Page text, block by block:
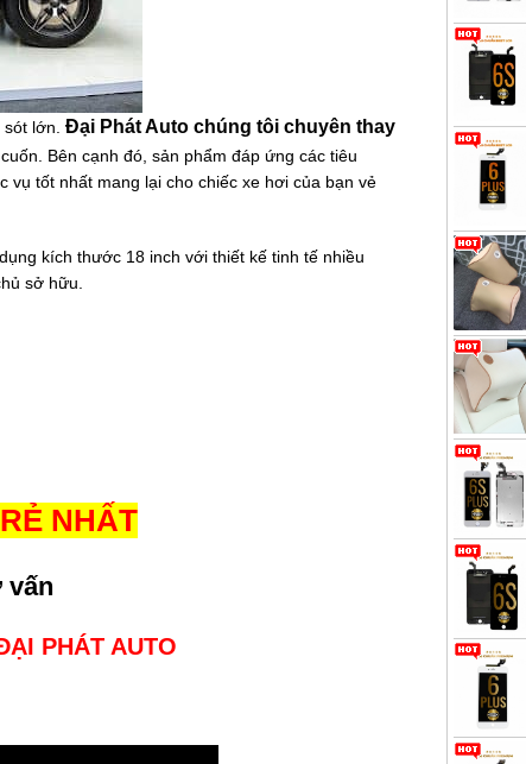
lớn. Đại Phát Auto chúng tôi chuyên thay
Bên cạnh đó, sản phẩm đáp ứng các tiêu
vụ tốt nhất mang lại cho chiếc xe hơi của bạn vẻ
kích thước 18 inchvới thiết kế tinh tế nhiều
sở hữu.
NHẤT
vấn
PHÁT AUTO